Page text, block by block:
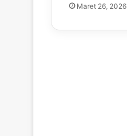
Maret 26, 2026